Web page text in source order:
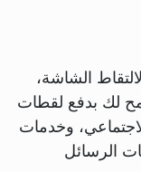
الشاشة،
لك بدفع لقطات
وخدمات
الرسائل